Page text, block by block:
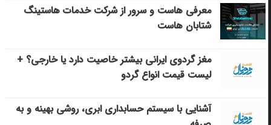
معرفی هاست و سرور از شرکت خدمات هاستینگ
شتابان هاست
مغز گردوی ایرانی بیشتر خاصیت دارد یا خارجی؟ +
لیست قیمت انواع گردو
آشنایی با سیستم حسابداری ابری، روشی بهینه و به